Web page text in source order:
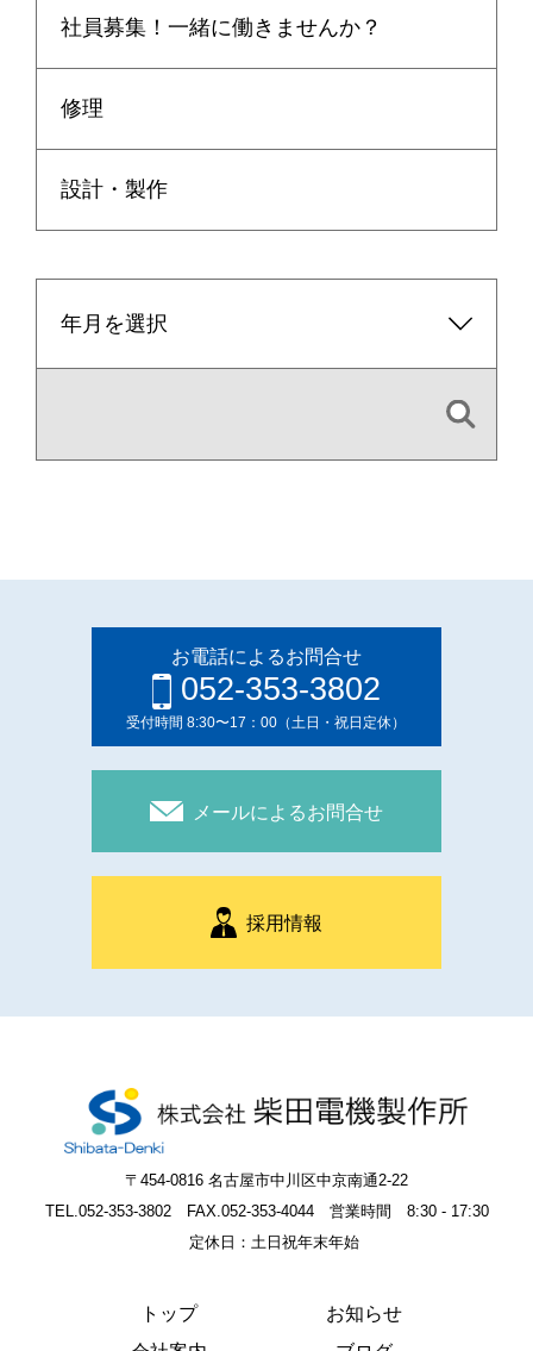
社員募集！一緒に働きませんか？
修理
設計・製作
お電話によるお問合せ
052-353-3802
受付時間 8:30〜17：00（土日・祝日定休）
メールによるお問合せ
採用情報
〒454-0816 名古屋市中川区中京南通2-22
TEL.052-353-3802 FAX.052-353-4044 営業時間 8:30 - 17:30
定休日：土日祝年末年始
トップ
お知らせ